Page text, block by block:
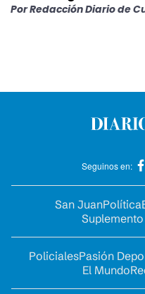
PorRedacción Diario de
Seguinos en:
San JuanPolítica
PolicialesPasión
El Mundo